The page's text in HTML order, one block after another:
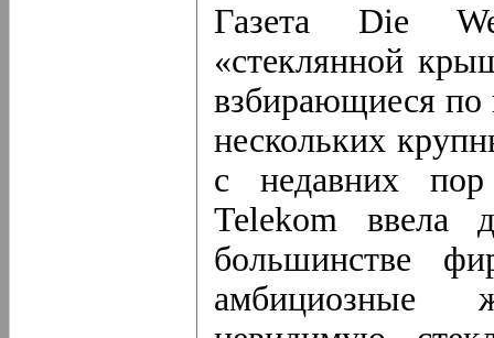
Газета Die
«стеклянной
взбирающиеся
нескольких
с недавних
Telekom ввела
большинстве
амбициозные